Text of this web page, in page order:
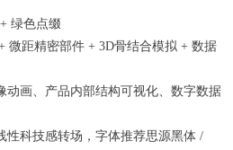
绿色点缀
距精密部件 + 3D骨结合模拟 + 数据
画、产品内部结构可视化、数字数据
科技感转场，字体推荐思源黑体 /